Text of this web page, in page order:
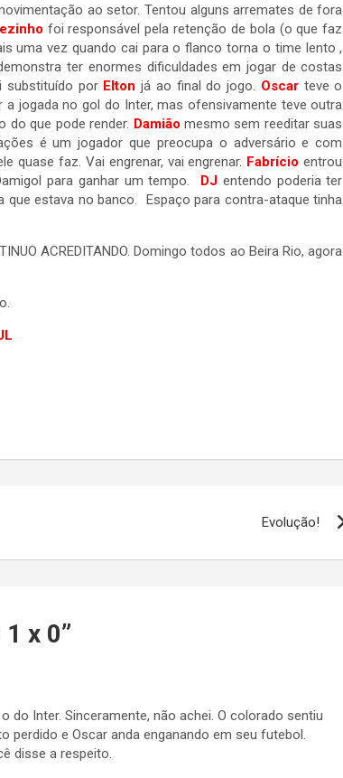
ao setor. Tentou alguns arremates de fora
foi responsável pela retenção de bola (o que faz
uma vez quando cai para o flanco torna o time lento ,
ter enormes dificuldades em jogar de costas
substituído por Elton já ao final do jogo. Oscarteve o
a jogada no gol do Inter, mas ofensivamente teve outra
do que pode render. Damião mesmo sem reeditar suas
é um jogador que preocupa o adversário e com
quase faz. Vai engrenar, vai engrenar. Fabrício entrou
para ganhar um tempo. DJ entendo poderia ter
que estava no banco. Espaço para contra-ataque tinha
ACREDITANDO. Domingo todos ao Beira Rio, agora
Evolução!
x 0”
do Inter. Sinceramente, não achei. O colorado sentiu
perdido e Oscar anda enganando em seu futebol.
disse a respeito.